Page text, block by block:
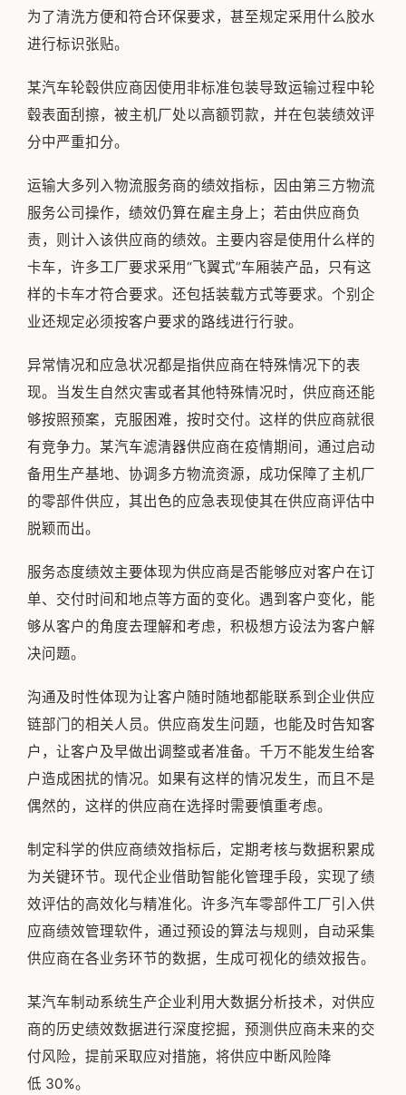
为了清洗方便和符合环保要求，甚至规定采用什么胶水
进行标识张贴。
某汽车轮毂供应商因使用非标准包装导致运输过程中轮
毂表面刮擦，被主机厂处以高额罚款，并在包装绩效评
分中严重扣分。
运输大多列入物流服务商的绩效指标，因由第三方物流
服务公司操作，绩效仍算在雇主身上；若由供应商负
责，则计入该供应商的绩效。主要内容是使用什么样的
卡车，许多工厂要求采用“飞翼式”车厢装产品，只有这
样的卡车才符合要求。还包括装载方式等要求。个别企
业还规定必须按客户要求的路线进行行驶。
异常情况和应急状况都是指供应商在特殊情况下的表
现。当发生自然灾害或者其他特殊情况时，供应商还能
够按照预案，克服困难，按时交付。这样的供应商就很
有竞争力。某汽车滤清器供应商在疫情期间，通过启动
备用生产基地、协调多方物流资源，成功保障了主机厂
的零部件供应，其出色的应急表现使其在供应商评估中
脱颖而出。
服务态度绩效主要体现为供应商是否能够应对客户在订
单、交付时间和地点等方面的变化。遇到客户变化，能
够从客户的角度去理解和考虑，积极想方设法为客户解
决问题。
沟通及时性体现为让客户随时随地都能联系到企业供应
链部门的相关人员。供应商发生问题，也能及时告知客
户，让客户及早做出调整或者准备。千万不能发生给客
户造成困扰的情况。如果有这样的情况发生，而且不是
偶然的，这样的供应商在选择时需要慎重考虑。
制定科学的供应商绩效指标后，定期考核与数据积累成
为关键环节。现代企业借助智能化管理手段，实现了绩
效评估的高效化与精准化。许多汽车零部件工厂引入供
应商绩效管理软件，通过预设的算法与规则，自动采集
供应商在各业务环节的数据，生成可视化的绩效报告。
某汽车制动系统生产企业利用大数据分析技术，对供应
商的历史绩效数据进行深度挖掘，预测供应商未来的交
付风险，提前采取应对措施，将供应中断风险降
低 30%。